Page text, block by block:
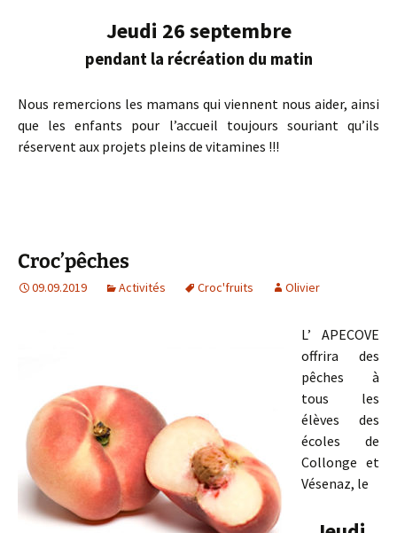
Jeudi 26 septembre
pendant la récréation du matin
Nous remercions les mamans qui viennent nous aider, ainsi
que les enfants pour l’accueil toujours souriant qu’ils
réservent aux projets pleins de vitamines !!!
Croc’pêches
09.09.2019 Activités Croc'fruits Olivier
L’ APECOVE
offrira des
pêches à
tous les
élèves des
écoles de
Collonge et
Vésenaz, le